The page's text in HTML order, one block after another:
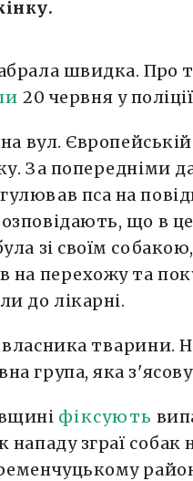
швидка. Про
20 червня у
вул.
За попередніми
пса на
що в
зі своїм
перехожу та
до лікарні.
тварини.
група, яка
фіксують
зграї собак